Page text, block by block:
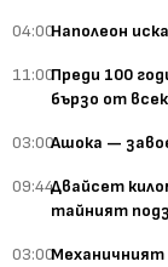
04:00Наполеон
11:00Преди 100
бързо от
03:00Ашока —
09:44Двайсет
тайният
03:00Механичният